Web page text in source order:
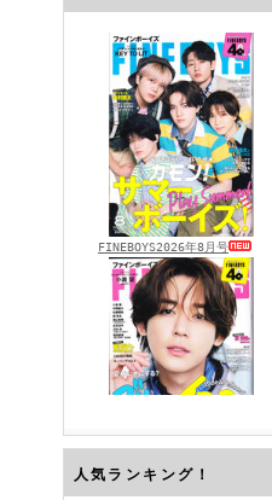
FINEBOYS2026年8月号
FINEBOYS2026年7月号
人気ランキング！